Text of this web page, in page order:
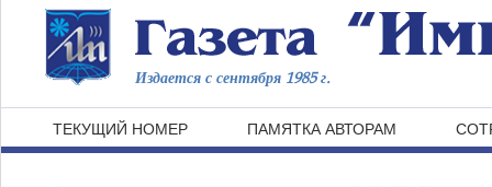
Издается с сентября 1985 г.
ТЕКУЩИЙ НОМЕР ПАМЯТКА АВТОРАМ